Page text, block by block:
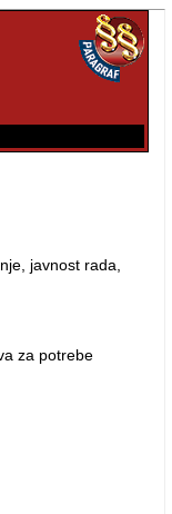
javnost rada,
za potrebe